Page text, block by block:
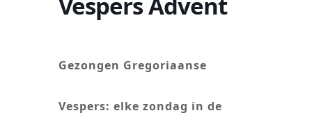
Gezongen Gregoriaanse
Vespers: elke zondag in de